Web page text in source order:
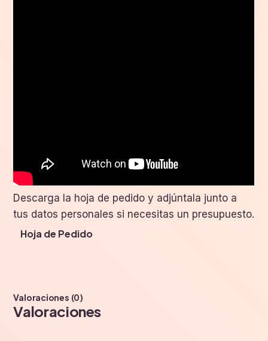
Descarga la hoja de pedido y adjúntala junto a
tus datos personales si necesitas un presupuesto.
Hoja de Pedido
Valoraciones (0)
Valoraciones